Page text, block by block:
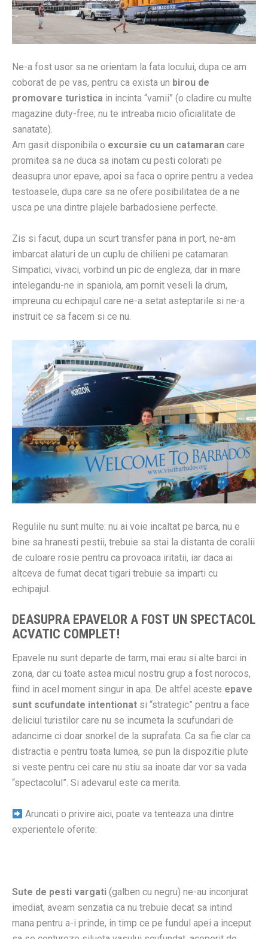
Ne-a fost usor sa ne orientam la fata locului, dupa ce am
coborat de pe vas, pentru ca exista un birou de
promovare turistica in incinta “vamii” (o cladire cu multe
magazine duty-free; nu te intreaba nicio oficialitate de
sanatate).
Am gasit disponibila o excursie cu un catamaran care
promitea sa ne duca sa inotam cu pesti colorati pe
deasupra unor epave, apoi sa faca o oprire pentru a vedea
testoasele, dupa care sa ne ofere posibilitatea de a ne
usca pe una dintre plajele barbadosiene perfecte.
Zis si facut, dupa un scurt transfer pana in port, ne-am
imbarcat alaturi de un cuplu de chilieni pe catamaran.
Simpatici, vivaci, vorbind un pic de engleza, dar in mare
intelegandu-ne in spaniola, am pornit veseli la drum,
impreuna cu echipajul care ne-a setat asteptarile si ne-a
instruit ce sa facem si ce nu.
Regulile nu sunt multe: nu ai voie incaltat pe barca, nu e
bine sa hranesti pestii, trebuie sa stai la distanta de coralii
de culoare rosie pentru ca provoaca iritatii, iar daca ai
altceva de fumat decat tigari trebuie sa imparti cu
echipajul.
DEASUPRA EPAVELOR A FOST UN SPECTACOL
ACVATIC COMPLET!
Epavele nu sunt departe de tarm, mai erau si alte barci in
zona, dar cu toate astea micul nostru grup a fost norocos,
fiind in acel moment singur in apa. De altfel aceste epave
sunt scufundate intentionat si “strategic” pentru a face
deliciul turistilor care nu se incumeta la scufundari de
adancime ci doar snorkel de la suprafata. Ca sa fie clar ca
distractia e pentru toata lumea, se pun la dispozitie plute
si veste pentru cei care nu stiu sa inoate dar vor sa vada
“spectacolul”. Si adevarul este ca merita.
Aruncati o privire aici, poate va tenteaza una dintre
experientele oferite:
Sute de pesti vargati (galben cu negru) ne-au inconjurat
imediat, aveam senzatia ca nu trebuie decat sa intind
mana pentru a-i prinde, in timp ce pe fundul apei a inceput